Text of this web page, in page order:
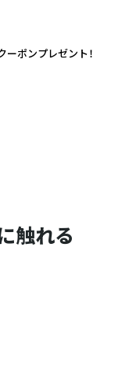
触れる
ポンプレゼント！